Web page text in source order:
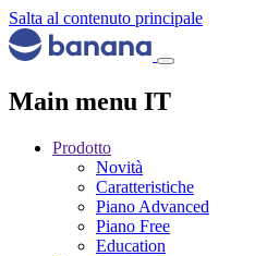
Salta al contenuto principale
Main menu IT
Prodotto
Novità
Caratteristiche
Piano Advanced
Piano Free
Education